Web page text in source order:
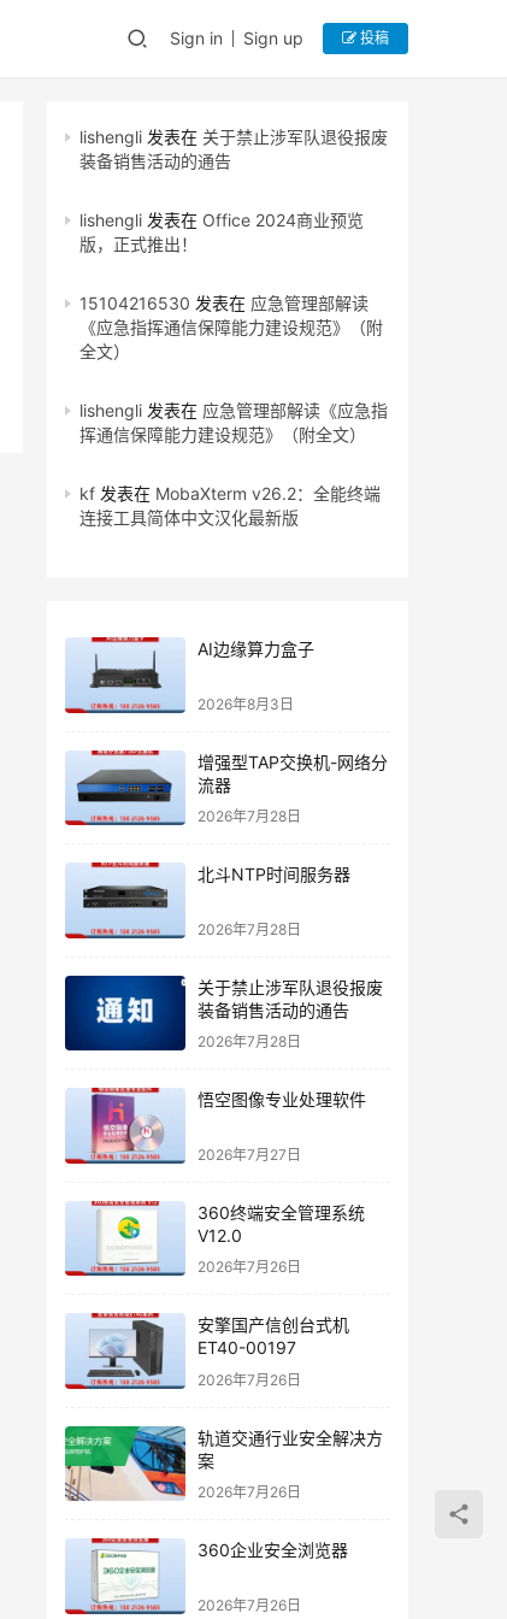
Sign in Sign up 投稿
lishengli 发表在 关于禁止涉军队退役报废
装备销售活动的通告
lishengli 发表在 Office 2024商业预览
版，正式推出！
15104216530 发表在 应急管理部解读
《应急指挥通信保障能力建设规范》（附
全文）
lishengli 发表在 应急管理部解读《应急指
挥通信保障能力建设规范》（附全文）
kf 发表在 MobaXterm v26.2：全能终端
连接工具简体中文汉化最新版
AI边缘算力盒子
2026年8月3日
增强型TAP交换机-网络分
流器
2026年7月28日
北斗NTP时间服务器
2026年7月28日
关于禁止涉军队退役报废
装备销售活动的通告
2026年7月28日
悟空图像专业处理软件
2026年7月27日
360终端安全管理系统
V12.0
2026年7月26日
安擎国产信创台式机
ET40-00197
2026年7月26日
轨道交通行业安全解决方
案
2026年7月26日
360企业安全浏览器
2026年7月26日